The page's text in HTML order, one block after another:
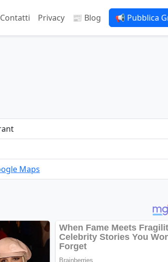
Contatti Privacy 📰 Blog 📢 Pubblica
Maps